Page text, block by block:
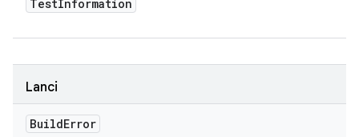
TestInformation
Lanci
BuildError